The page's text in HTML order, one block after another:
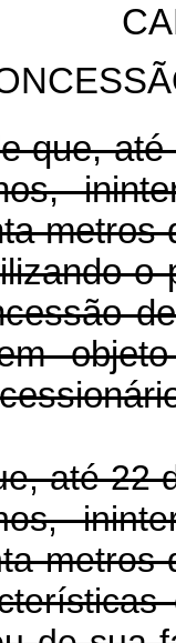
que, até
metros
até 22
metros